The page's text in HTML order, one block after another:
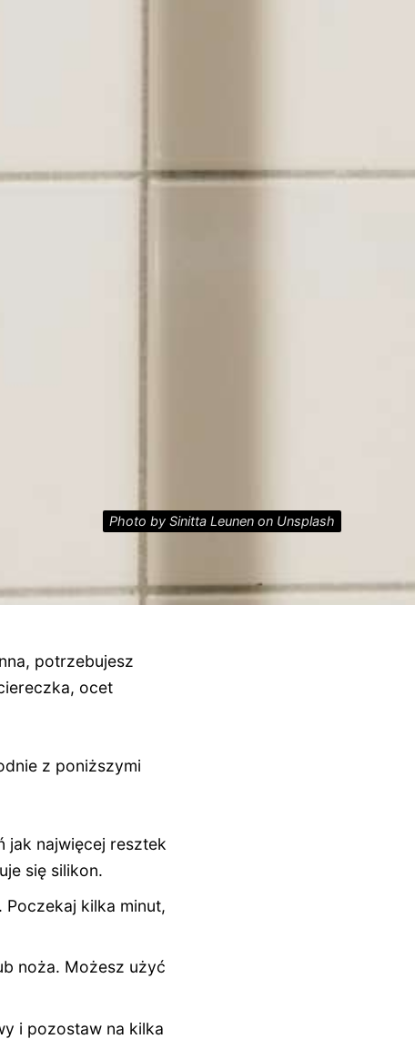
Photo by Sinitta Leunen on Unsplash
potrzebujesz
ocet
z poniższymi
jak najwięcej resztek
się silikon.
Poczekaj kilka minut,
noża. Możesz użyć
i pozostaw na kilka